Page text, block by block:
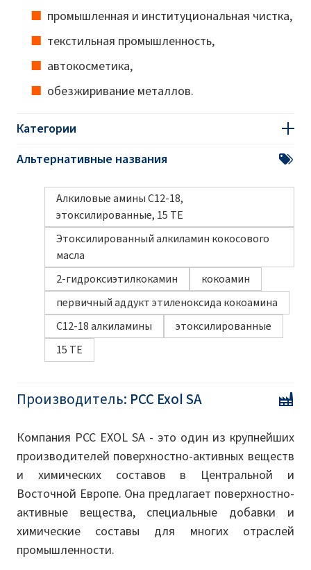
промышленная и институциональная чистка,
текстильная промышленность,
автокосметика,
обезжиривание металлов.
Категории
Альтернативные названия
Алкиловые амины С12-18,
этоксилированные, 15 TE
Этоксилированный алкиламин кокосового
масла
2-гидроксиэтилкокамин
кокоамин
первичный аддукт этиленоксида кокоамина
C12-18 алкиламины
этоксилированные
15 TE
Производитель: PCC Exol SA
Компания PCC EXOL SA - это один из крупнейших
производителей поверхностно-активных веществ
и химических составов в Центральной и
Восточной Европе. Она предлагает поверхностно-
активные вещества, специальные добавки и
химические составы для многих отраслей
промышленности.